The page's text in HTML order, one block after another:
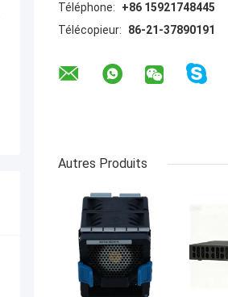
Téléphone:
+86 15921748445
Télécopieur:
86-21-37890191
Autres Produits